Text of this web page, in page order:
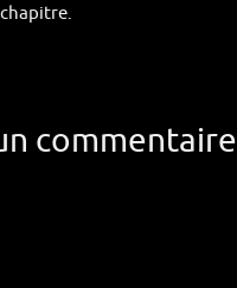
commentaire